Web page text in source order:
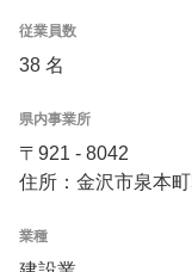
従業員数
38 名
県内事業所
〒921 - 8042
住所：金沢市泉本
業種